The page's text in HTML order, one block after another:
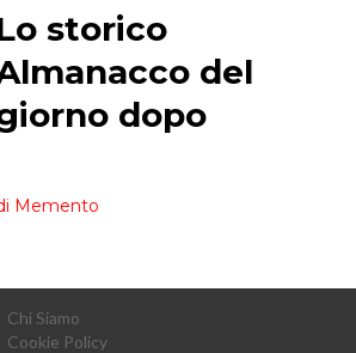
Chi Siamo
Cookie Policy